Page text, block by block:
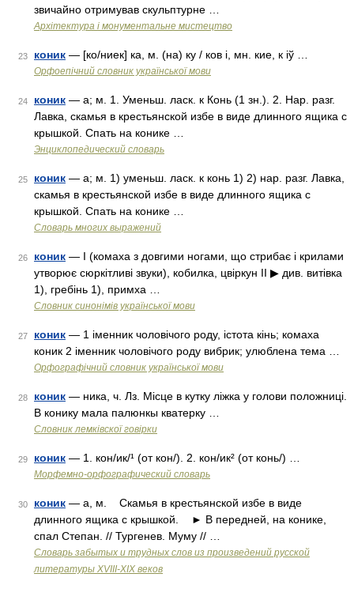
звичайно отримував скульптурне …
Архітектура і монументальне мистецтво
23 коник — [ко/ниек] ка, м. (на) ку / ков і, мн. кие, к іў …
Орфоепічний словник української мови
24 коник — а; м. 1. Уменьш. ласк. к Конь (1 зн.). 2. Нар. разг.
Лавка, скамья в крестьянской избе в виде длинного ящика с
крышкой. Спать на конике …
Энциклопедический словарь
25 коник — а; м. 1) уменьш. ласк. к конь 1) 2) нар. разг. Лавка,
скамья в крестьянской избе в виде длинного ящика с
крышкой. Спать на конике …
Словарь многих выражений
26 коник — I (комаха з довгими ногами, що стрибає і крилами
утворює сюркітливі звуки), кобилка, цвіркун II ▶ див. витівка
1), гребінь 1), примха …
Словник синонімів української мови
27 коник — 1 іменник чоловічого роду, істота кінь; комаха
коник 2 іменник чоловічого роду вибрик; улюблена тема …
Орфографічний словник української мови
28 коник — ника, ч. Лз. Місце в кутку ліжка у голови положниці.
В конику мала палюнкы кватерку …
Словник лемківскої говірки
29 коник — 1. кон/ик/¹ (от кон/). 2. кон/ик² (от конь/) …
Морфемно-орфографический словарь
30 коник — а, м. Скамья в крестьянской избе в виде
длинного ящика с крышкой. ► В передней, на конике,
спал Степан. // Тургенев. Муму // …
Словарь забытых и трудных слов из произведений русской
литературы ХVIII-ХIХ веков